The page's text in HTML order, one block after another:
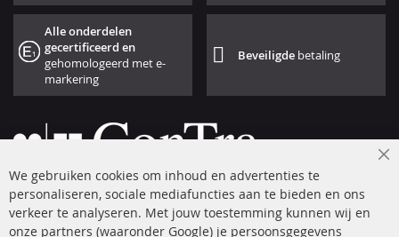
Alle onderdelen
gecertificeerd en
gehomologeerd met e-
markering
Beveiligde betaling
+49 (0) 4533 799 00 0
ma-do: 09-17 u, vr Fr 09-16 u
We gebruiken cookies om inhoud en advertenties te
personaliseren, sociale mediafuncties aan te bieden en ons
verkeer te analyseren. Met jouw toestemming kunnen wij en
onze partners (waaronder Google) je persoonsgegevens